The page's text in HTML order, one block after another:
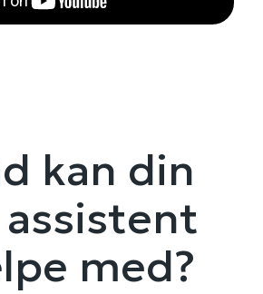
kan din
assistent
med?